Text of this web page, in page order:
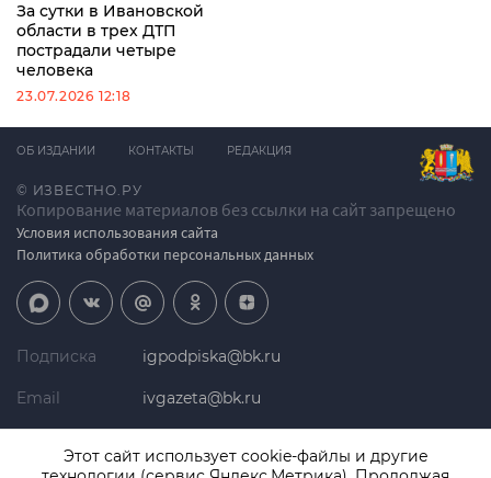
За сутки в Ивановской
области в трех ДТП
пострадали четыре
человека
23.07.2026 12:18
© ИЗВЕСТНО.РУ
Копирование материалов без ссылки на сайт запрещено
Условия использования сайта
Политика обработки персональных данных
ОБ ИЗДАНИИ КОНТАКТЫ РЕДАКЦИЯ
Подписка igpodpiska@bk.ru
Email ivgazeta@bk.ru
Этот сайт использует cookie-файлы и другие